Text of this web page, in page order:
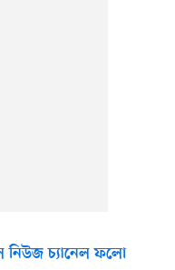
চ্যানেল ফলো